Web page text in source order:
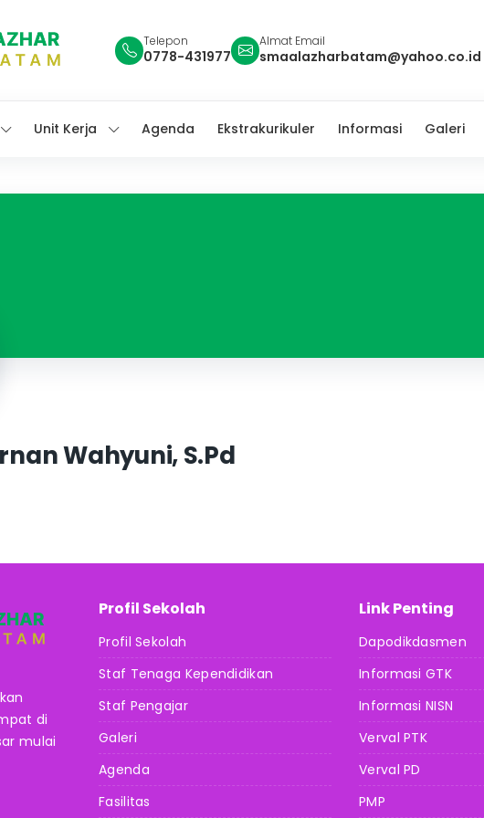
Telepon
0778-431977
Almat Email
smaalazharbatam@yahoo.co.id
Unit Kerja Agenda Ekstrakurikuler Informasi Galeri
Wahyuni, S.Pd
di
mulai
Profil Sekolah
Profil Sekolah
Staf Tenaga Kependidikan
Staf Pengajar
Galeri
Agenda
Fasilitas
Link Penting
Dapodikdasmen
Informasi GTK
Informasi NISN
Verval PTK
Verval PD
PMP